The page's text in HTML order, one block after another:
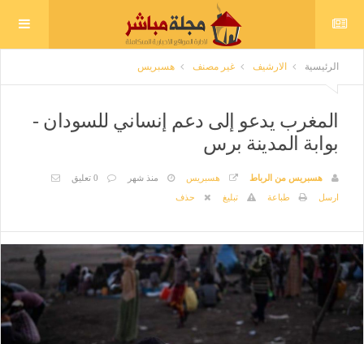
الرئيسية الارشيف غير مصنف هسبريس
المغرب يدعو إلى دعم إنساني للسودان -
بوابة المدينة برس
هسبريس من الرباط هسبريس منذ شهر
0 تعليق
ارسل
طباعة تبليغ حذف